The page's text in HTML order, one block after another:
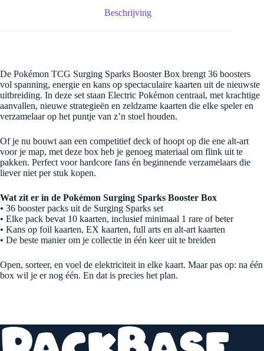
Beschrijving
De Pokémon TCG Surging Sparks Booster Box brengt 36 boosters
vol spanning, energie en kans op spectaculaire kaarten uit de nieuwste
uitbreiding. In deze set staan Electric Pokémon centraal, met krachtige
aanvallen, nieuwe strategieën en zeldzame kaarten die elke speler en
verzamelaar op het puntje van z’n stoel houden.
Of je nu bouwt aan een competitief deck of hoopt op die ene alt-art
voor je map, met deze box heb je genoeg materiaal om flink uit te
pakken. Perfect voor hardcore fans én beginnende verzamelaars die
liever niet per stuk kopen.
Wat zit er in de Pokémon Surging Sparks Booster Box
• 36 booster packs uit de Surging Sparks set
• Elke pack bevat 10 kaarten, inclusief minimaal 1 rare of beter
• Kans op foil kaarten, EX kaarten, full arts en alt-art kaarten
• De beste manier om je collectie in één keer uit te breiden
Open, sorteer, en voel de elektriciteit in elke kaart. Maar pas op: na één
box wil je er nog één. En dat is precies het plan.